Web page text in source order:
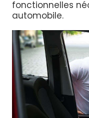
fonctionnelles
automobile.